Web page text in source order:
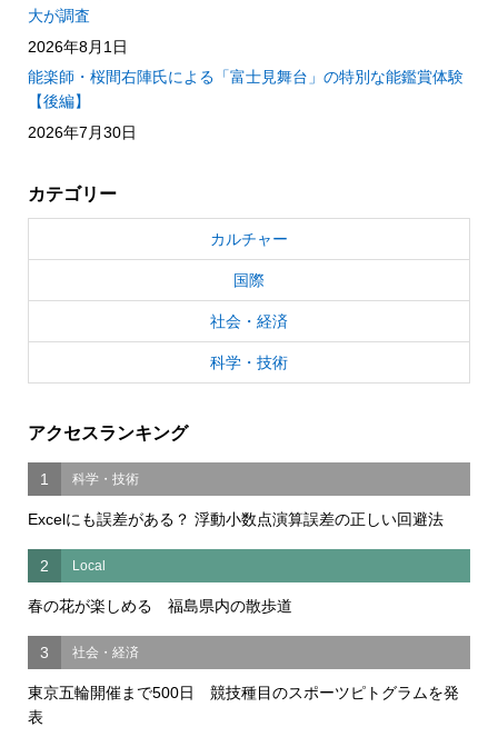
大が調査
2026年8月1日
能楽師・桜間右陣氏による「富士見舞台」の特別な能鑑賞体験
【後編】
2026年7月30日
カテゴリー
カルチャー
国際
社会・経済
科学・技術
アクセスランキング
1 科学・技術
Excelにも誤差がある？ 浮動小数点演算誤差の正しい回避法
2 Local
春の花が楽しめる 福島県内の散歩道
3 社会・経済
東京五輪開催まで500日 競技種目のスポーツピトグラムを発
表